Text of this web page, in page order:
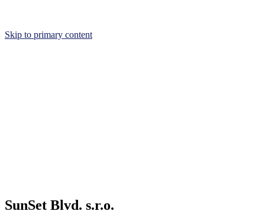
Skip to primary content
SunSet Blvd. s.r.o.